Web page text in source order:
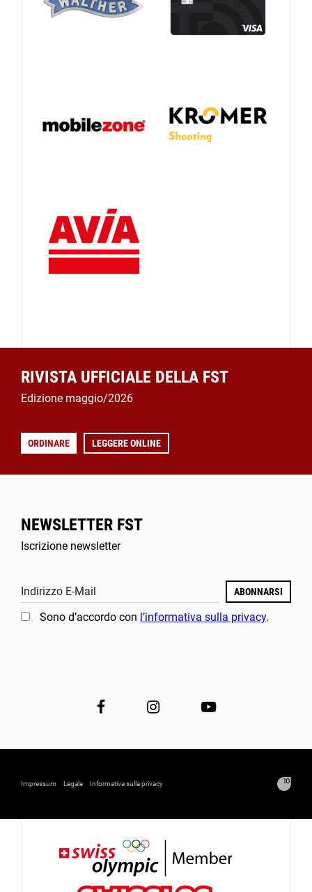
RIVISTA UFFICIALE DELLA FST
Edizione maggio/2026
ORDINARE LEGGERE ONLINE
NEWSLETTER FST
Iscrizione newsletter
Indirizzo E-Mail ABONNARSI
Sono d’accordo con l’informativa sulla privacy.
Impressum Legale Informativa sulla privacy